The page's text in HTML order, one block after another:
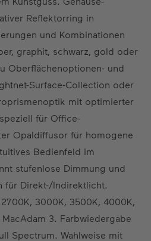
Reflektorring in
und Kombinationen
graphit, schwarz, gold oder
Oberflächenoptionen- und
Surface-Collection oder
mit optimierter
für Office-
Opaldiffusor für homogene
Bedienfeld im
stufenlose Dimmung und
für Direkt-/Indirektlicht.
3000K, 3500K, 4000K,
3. Farbwiedergabe
Spectrum. Wahlweise mit